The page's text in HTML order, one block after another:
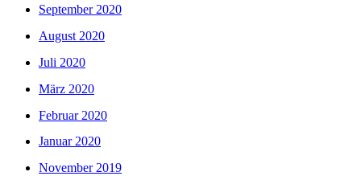
September 2020
August 2020
Juli 2020
März 2020
Februar 2020
Januar 2020
November 2019